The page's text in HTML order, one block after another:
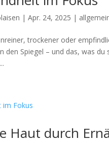
|Apr. 24, 2025 |
trockener oder
den Spiegel – und das, was
Haut durch